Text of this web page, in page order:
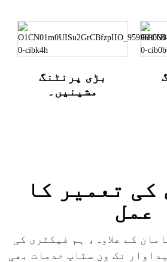
بڑی پرنٹنگ
مشینیں۔
کی تعمیر کا
عمل
کے علاوہ، ہم فیکٹری کی
تک ون سٹاپ خدمات بھی